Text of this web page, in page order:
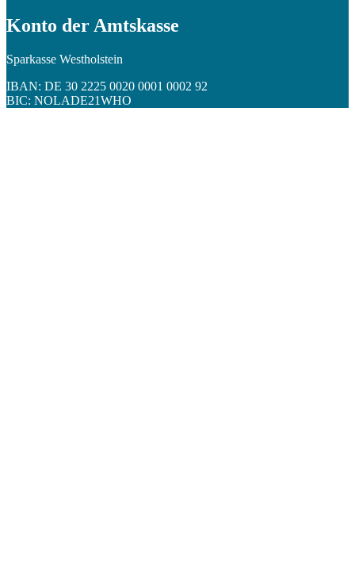
Konto der Amtskasse
Sparkasse Westholstein
IBAN: DE 30 2225 0020 0001 0002 92
BIC: NOLADE21WHO